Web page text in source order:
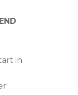
in